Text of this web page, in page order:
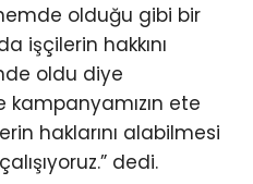
olduğu gibi bir
işçilerin hakkını
oldu diye
kampanyamızın ete
haklarını alabilmesi
dedi.